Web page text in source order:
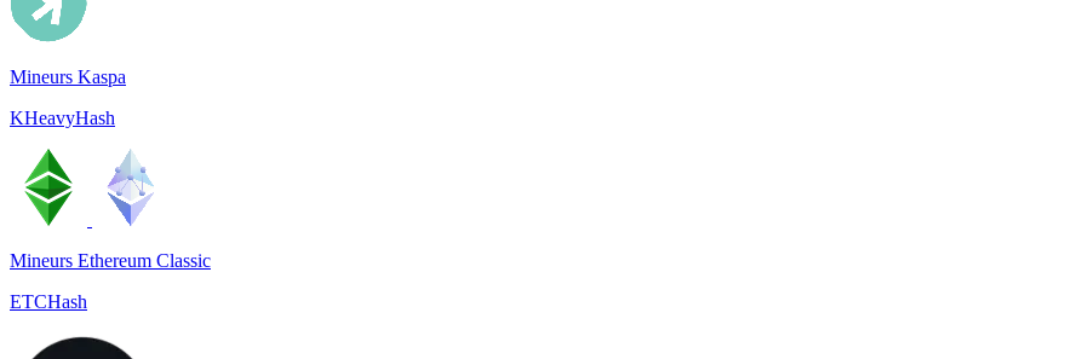
Mineurs Kaspa
KHeavyHash
Mineurs Ethereum Classic
ETCHash